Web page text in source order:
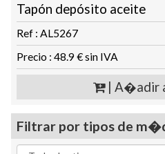
Tapón depósito aceite
Ref : AL5267
Precio : 48.9 € sin IVA
| A�adir
Filtrar por tipos de